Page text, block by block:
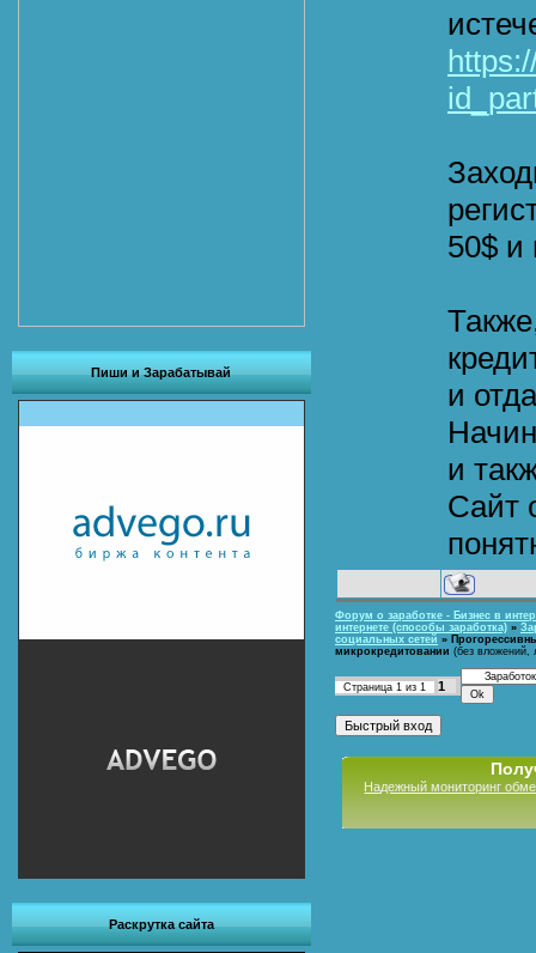
Пиши и Зарабатывай
Раскрутка сайта
50$ и
и
и
Сайт
Форум о заработке - Бизнес в
интернете (способы заработка) »
социальных сетей »
микрокредитовании (без вложений,
Страница 1 из 1 1
Надежный мониторинг